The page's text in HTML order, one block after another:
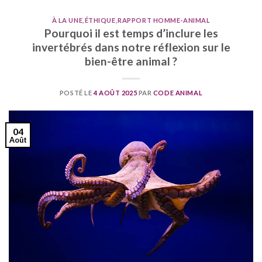
À LA UNE ÉTHIQUE ,RAPPORT HOMME-ANIMAL
Pourquoi il est temps d’inclure les
invertébrés dans notre réflexion sur le
bien-être animal ?
POSTÉ LE4 AOÛT 2025 PAR CODE ANIMAL
04
Août